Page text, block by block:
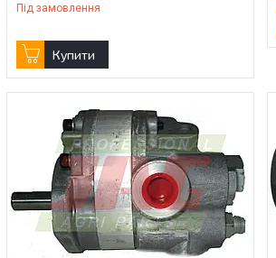
Під замовлення
Купити